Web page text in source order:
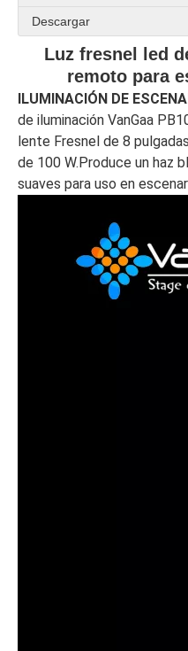
Descargar
Luz fresnel led
remoto para
ILUMINACIÓN DE
de iluminación VanGaa
lente Fresnel de 8
de 100 W.Produce un haz
suaves para uso en